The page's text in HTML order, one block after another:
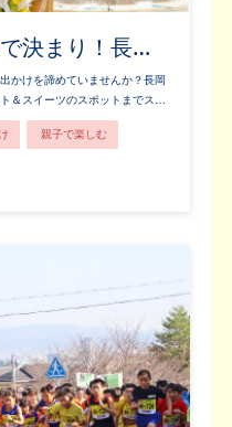
決まり！長…
かけを諦めていませんか？長岡
＆スイーツのスポットまでス…
親子で楽しむ